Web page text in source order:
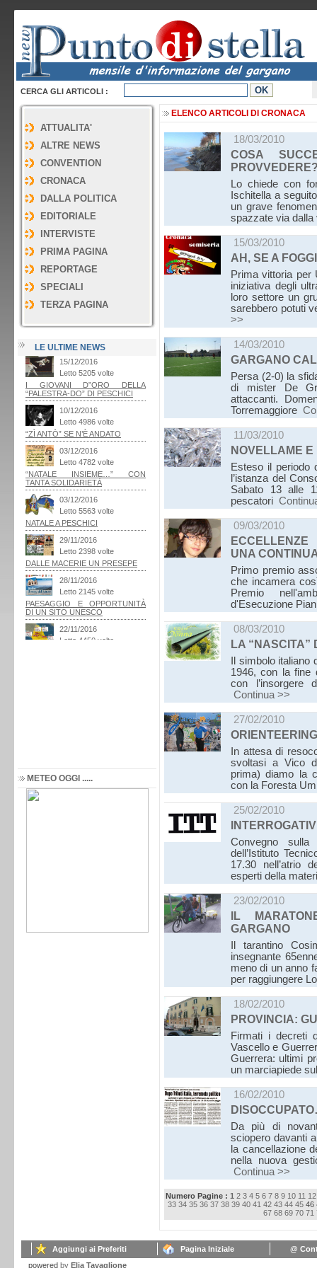
CERCA GLI ARTICOLI :
ATTUALITA'
ALTRE NEWS
CONVENTION
CRONACA
DALLA POLITICA
EDITORIALE
INTERVISTE
PRIMA PAGINA
REPORTAGE
SPECIALI
TERZA PAGINA
LE ULTIME NEWS
METEO OGGI .....
ELENCO ARTICOLI DI CRONACA
18/03/2010
COSA
Lo chiede con
Ischitella a
un grave
spazzate via
15/03/2010
AH, SE A
Prima vittoria per
iniziativa degli
loro settore un
sarebbero potuti
>>
14/03/2010
GARGANO
Persa (2-0) la
di mister De
attaccanti.
Torremaggiore
11/03/2010
NOVELLAME
Esteso il periodo
l’istanza del
Sabato 13 alle
pescatori
09/03/2010
UNA
Primo premio
che incamera
Premio
d'Esecuzione
08/03/2010
LA “NASCITA”
Il simbolo
1946, con la fine
con l’insorgere
Continua >>
27/02/2010
In attesa di
svoltasi a Vico
prima) diamo la
con la Foresta
25/02/2010
Convegno
dell’Istituto
17.30 nell’atrio
esperti della
23/02/2010
IL
GARGANO
Il tarantino
insegnante
meno di un anno
per raggiungere
18/02/2010
PROVINCIA:
Firmati i decreti
Vascello e
Guerrera: ultimi
un marciapiede
16/02/2010
Da più di
sciopero davanti
la cancellazione
nella nuova
Continua >>
Numero Pagine : 1 2 3 4 5 6 7 8 9 10 11 12
33 34 35 36 37 38 39 40 41 42 43 44 4546
67 68 69 70 71
Aggiungi ai Preferiti Pagina Iniziale
@
powered by Elia Tavaglione